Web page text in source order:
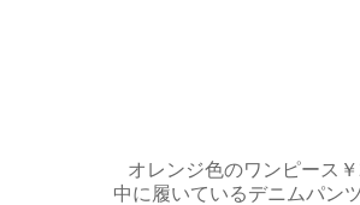
オレンジ色のワンピース
中に履いているデニムパン